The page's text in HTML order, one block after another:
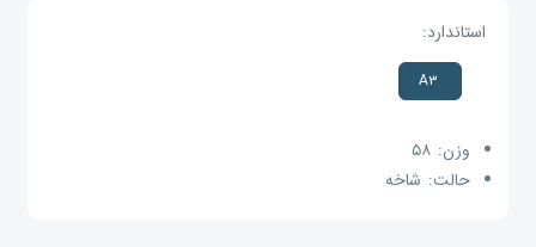
استاندارد:
A۳
وزن: ۵۸
حالت: شاخه